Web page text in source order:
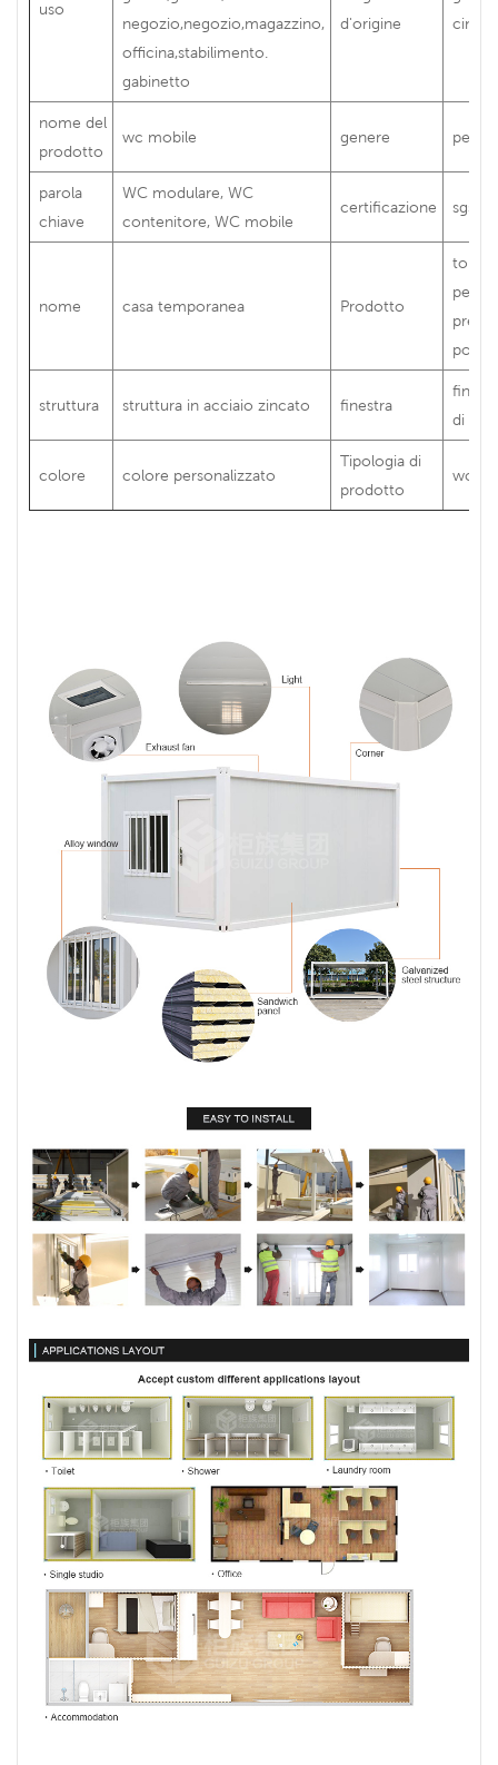
uso
negozio,negozio,magazzino,
officina,stabilimento.
gabinetto
d'origine
cina
nome del
prodotto
wc mobile genere
parola
chiave
WC modulare, WC
contenitore, WC mobile
certificazione
nome casa temporanea Prodotto
per
struttura struttura in acciaio zincato finestra
di
colore colore personalizzato
Tipologia di
prodotto
wc